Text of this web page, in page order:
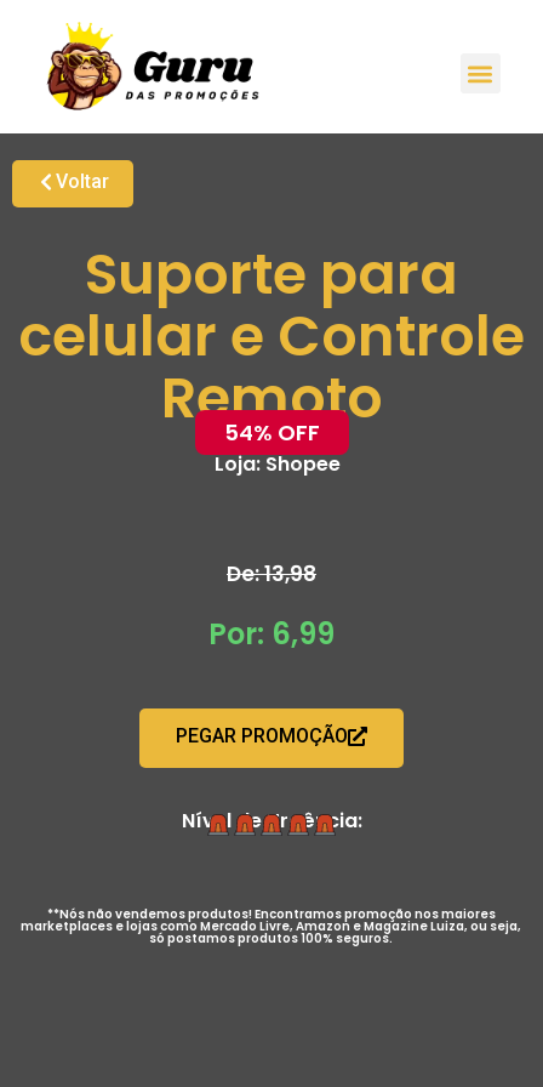
Voltar
Suporte para
celular e Controle
Remoto
54% OFF
Loja:Shopee
De: 13,98
Por: 6,99
PEGAR PROMOÇÃO
Nível de Urgência:
**Nós não vendemos produtos! Encontramos promoção nos maiores
marketplaces e lojas como Mercado Livre, Amazon e Magazine Luiza, ou seja,
só postamos produtos 100% seguros.